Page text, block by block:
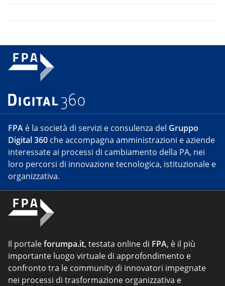
FPA è la società di servizi e consulenza del Gruppo
Digital 360 che accompagna amministrazioni e aziende
interessate ai processi di cambiamento della PA, nei
loro percorsi di innovazione tecnologica, istituzionale e
organizzativa.
Il portaleforumpa.it, testata online di FPA, è il più
importante luogo virtuale di approfondimento e
confronto tra le community di innovatori impegnate
nei processi di trasformazione organizzativa e